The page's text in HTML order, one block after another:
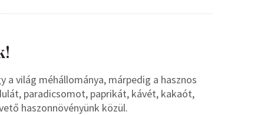
a világ méhállománya, márpedig a hasznos
paradicsomot, paprikát, kávét, kakaót,
haszonnövényünk közül.